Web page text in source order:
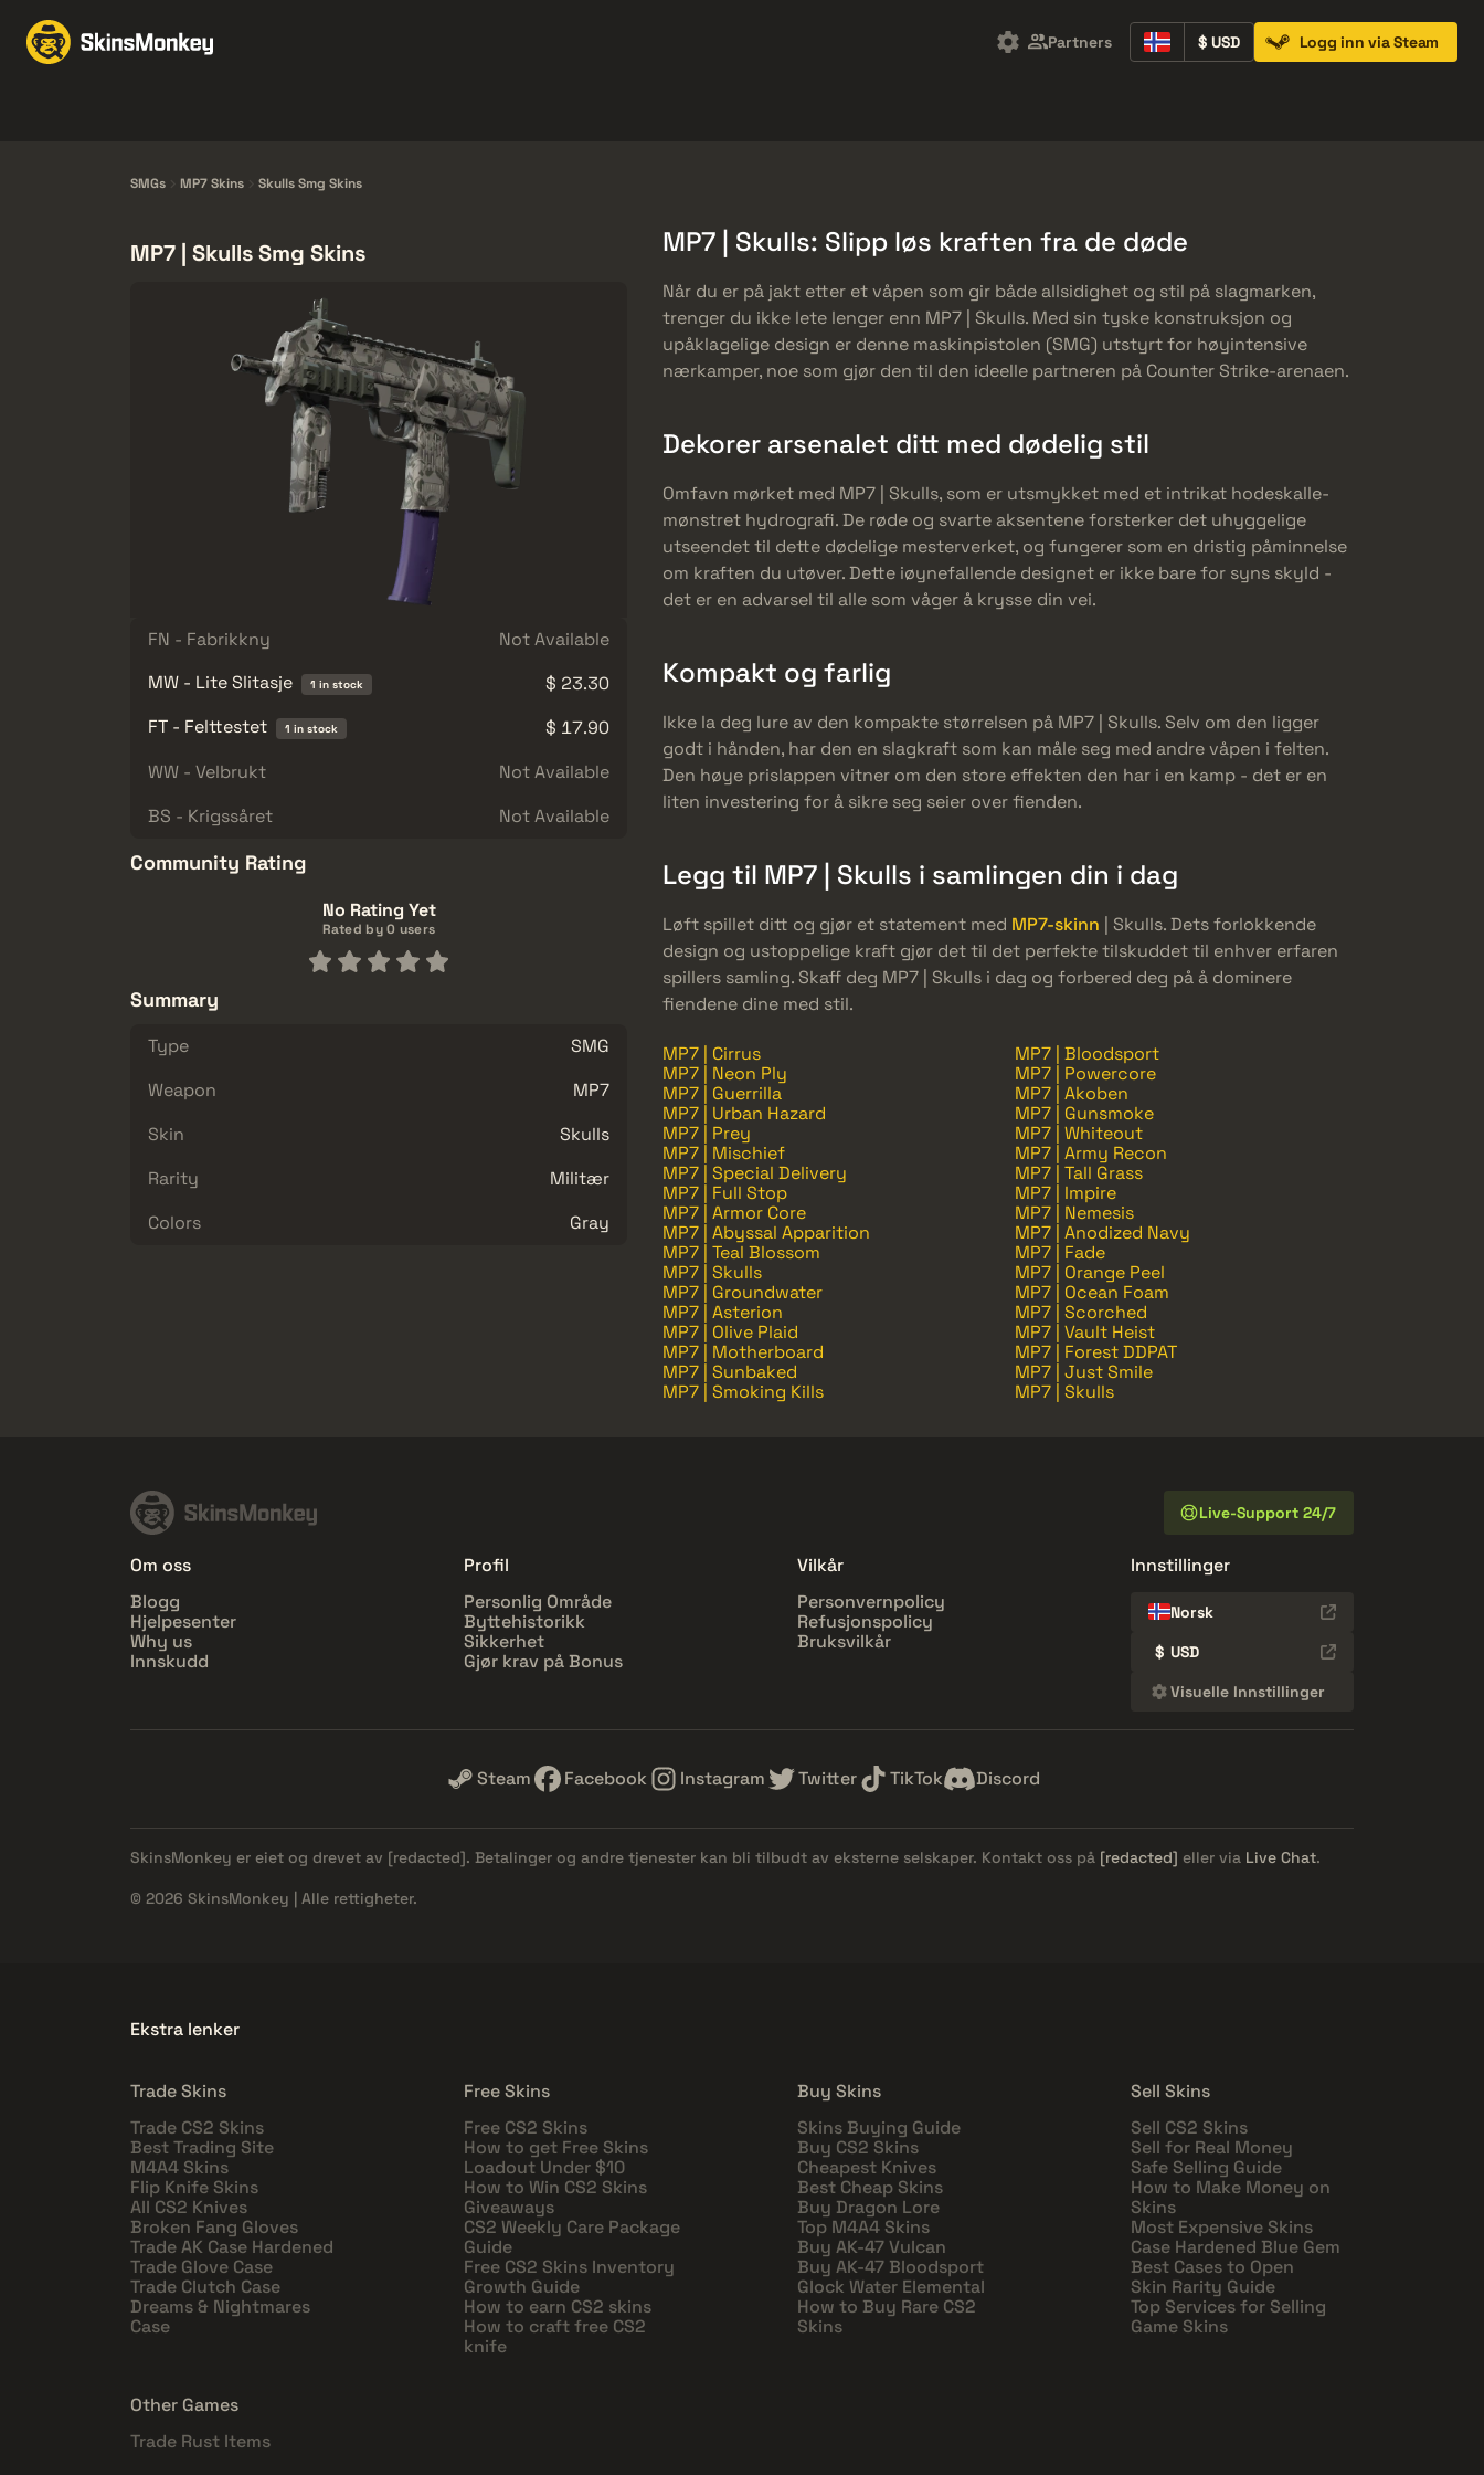
Partners $ USD Logg inn via Steam
SMGs MP7 Skins Skulls Smg Skins
MP7 | Skulls Smg Skins
FN - Fabrikkny
Not Available
MW - Lite Slitasje
1 in stock
$ 23.30
FT - Felttestet
1 in stock
$ 17.90
WW - Velbrukt
Not Available
BS - Krigssåret
Not Available
Community Rating
No Rating Yet
Rated by 0 users
Summary
Type
SMG
Weapon
MP7
Skin
Skulls
Rarity
Militær
Colors
Gray
MP7 | Skulls: Slipp løs kraften fra de døde
Når du er på jakt etter et våpen som gir både allsidighet og stil på slagmarken,
trenger du ikke lete lenger enn MP7 | Skulls. Med sin tyske konstruksjon og
upåklagelige design er denne maskinpistolen (SMG) utstyrt for høyintensive
nærkamper, noe som gjør den til den ideelle partneren på Counter Strike-arenaen.
Dekorer arsenalet ditt med dødelig stil
Omfavn mørket med MP7 | Skulls, som er utsmykket med et intrikat hodeskalle-
mønstret hydrografi. De røde og svarte aksentene forsterker det uhyggelige
utseendet til dette dødelige mesterverket, og fungerer som en dristig påminnelse
om kraften du utøver. Dette iøynefallende designet er ikke bare for syns skyld -
det er en advarsel til alle som våger å krysse din vei.
Kompakt og farlig
Ikke la deg lure av den kompakte størrelsen på MP7 | Skulls. Selv om den ligger
godt i hånden, har den en slagkraft som kan måle seg med andre våpen i felten.
Den høye prislappen vitner om den store effekten den har i en kamp - det er en
liten investering for å sikre seg seier over fienden.
Legg til MP7 | Skulls i samlingen din i dag
Løft spillet ditt og gjør et statement med MP7-skinn | Skulls. Dets forlokkende
design og ustoppelige kraft gjør det til det perfekte tilskuddet til enhver erfaren
spillers samling. Skaff deg MP7 | Skulls i dag og forbered deg på å dominere
fiendene dine med stil.
MP7 | Cirrus
MP7 | Bloodsport
MP7 | Neon Ply
MP7 | Powercore
MP7 | Guerrilla
MP7 | Akoben
MP7 | Urban Hazard
MP7 | Gunsmoke
MP7 | Prey
MP7 | Whiteout
MP7 | Mischief
MP7 | Army Recon
MP7 | Special Delivery
MP7 | Tall Grass
MP7 | Full Stop
MP7 | Impire
MP7 | Armor Core
MP7 | Nemesis
MP7 | Abyssal Apparition
MP7 | Anodized Navy
MP7 | Teal Blossom
MP7 | Fade
MP7 | Skulls
MP7 | Orange Peel
MP7 | Groundwater
MP7 | Ocean Foam
MP7 | Asterion
MP7 | Scorched
MP7 | Olive Plaid
MP7 | Vault Heist
MP7 | Motherboard
MP7 | Forest DDPAT
MP7 | Sunbaked
MP7 | Just Smile
MP7 | Smoking Kills
MP7 | Skulls
Live-Support 24/7
Om oss
Blogg
Hjelpesenter
Why us
Innskudd
Profil
Personlig Område
Byttehistorikk
Sikkerhet
Gjør krav på Bonus
Vilkår
Personvernpolicy
Refusjonspolicy
Bruksvilkår
Innstillinger
Norsk
$ USD
Visuelle Innstillinger
Steam Facebook Instagram Twitter TikTok Discord
SkinsMonkey er eiet og drevet av [redacted]. Betalinger og andre tjenester kan bli tilbudt av eksterne selskaper. Kontakt oss på [redacted] eller via Live Chat.
© 2026 SkinsMonkey | Alle rettigheter.
Ekstra lenker
Trade Skins
Trade CS2 Skins
Best Trading Site
M4A4 Skins
Flip Knife Skins
All CS2 Knives
Broken Fang Gloves
Trade AK Case Hardened
Trade Glove Case
Trade Clutch Case
Dreams & Nightmares
Case
Free Skins
Free CS2 Skins
How to get Free Skins
Loadout Under $10
How to Win CS2 Skins
Giveaways
CS2 Weekly Care Package
Guide
Free CS2 Skins Inventory
Growth Guide
How to earn CS2 skins
How to craft free CS2
knife
Buy Skins
Skins Buying Guide
Buy CS2 Skins
Cheapest Knives
Best Cheap Skins
Buy Dragon Lore
Top M4A4 Skins
Buy AK-47 Vulcan
Buy AK-47 Bloodsport
Glock Water Elemental
How to Buy Rare CS2
Skins
Sell Skins
Sell CS2 Skins
Sell for Real Money
Safe Selling Guide
How to Make Money on
Skins
Most Expensive Skins
Case Hardened Blue Gem
Best Cases to Open
Skin Rarity Guide
Top Services for Selling
Game Skins
Other Games
Trade Rust Items